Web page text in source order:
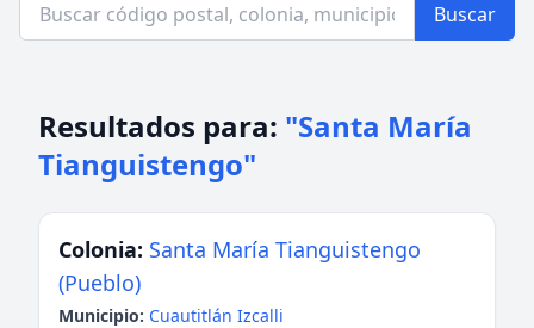
Buscar
Resultados para: "Santa María
Tianguistengo"
Colonia: Santa María Tianguistengo
(Pueblo)
Municipio: Cuautitlán Izcalli